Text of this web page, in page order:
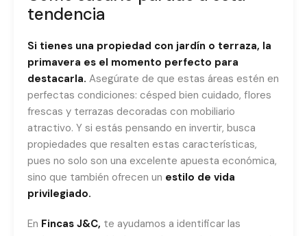
tendencia
Si tienes una propiedad con jardín o terraza, la
primavera es el momento perfecto para
destacarla. Asegúrate de que estas áreas estén en
perfectas condiciones: césped bien cuidado, flores
frescas y terrazas decoradas con mobiliario
atractivo. Y si estás pensando en invertir, busca
propiedades que resalten estas características,
pues no solo son una excelente apuesta económica,
sino que también ofrecen un estilo de vida
privilegiado.
En Fincas J&C, te ayudamos a identificar las